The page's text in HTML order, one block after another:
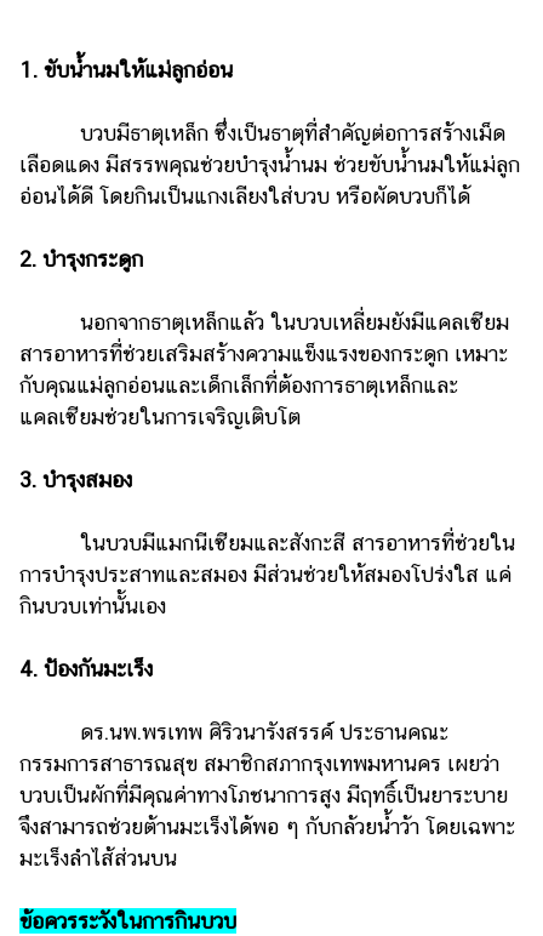
1. ขับน้ำนมให้แม่ลูกอ่อน
บวบมีธาตุเหล็ก ซึ่งเป็นธาตุที่สำคัญต่อการสร้างเม็ด
เลือดแดง มีสรรพคุณช่วยบำรุงน้ำนม ช่วยขับน้ำนมให้แม่ลูก
อ่อนได้ดี โดยกินเป็นแกงเลียงใส่บวบ หรือผัดบวบก็ได้
2. บำรุงกระดูก
นอกจากธาตุเหล็กแล้ว ในบวบเหลี่ยมยังมีแคลเซียม
สารอาหารที่ช่วยเสริมสร้างความแข็งแรงของกระดูก เหมาะ
กับคุณแม่ลูกอ่อนและเด็กเล็กที่ต้องการธาตุเหล็กและ
แคลเซียมช่วยในการเจริญเติบโต
3. บำรุงสมอง
ในบวบมีแมกนีเซียมและสังกะสี สารอาหารที่ช่วยใน
การบำรุงประสาทและสมอง มีส่วนช่วยให้สมองโปร่งใส แค่
กินบวบเท่านั้นเอง
4. ป้องกันมะเร็ง
ดร.นพ.พรเทพ ศิริวนารังสรรค์ ประธานคณะ
กรรมการสาธารณสุข สมาชิกสภากรุงเทพมหานคร เผยว่า
บวบเป็นผักที่มีคุณค่าทางโภชนาการสูง มีฤทธิ์เป็นยาระบาย
จึงสามารถช่วยต้านมะเร็งได้พอ ๆ กับกล้วยน้ำว้า โดยเฉพาะ
มะเร็งลำไส้ส่วนบน
ข้อควรระวังในการกินบวบ